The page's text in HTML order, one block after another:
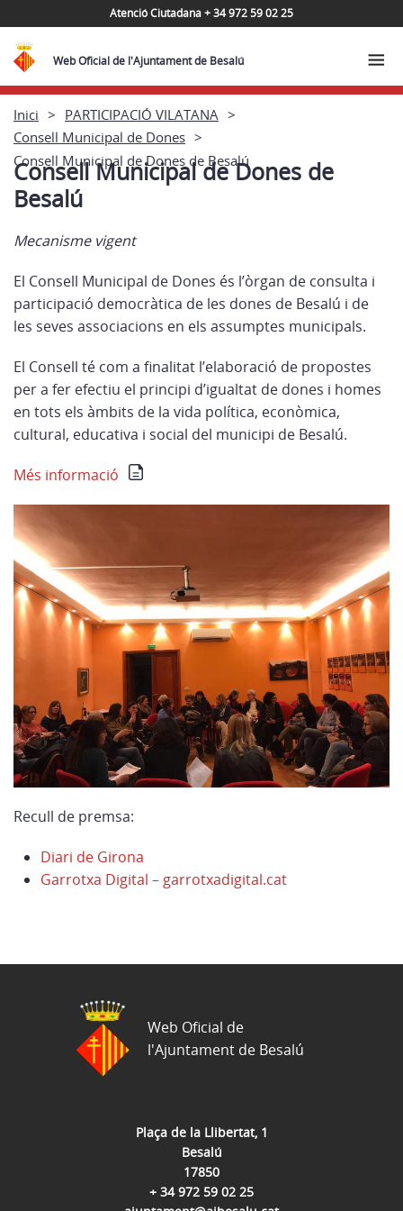
Atenció Ciutadana + 34 972 59 02 25
Web Oficial de l'Ajuntament de Besalú
Inici
PARTICIPACIÓ VILATANA
Consell Municipal de Dones
Consell Municipal de Dones de Besalú
Consell Municipal de Dones de
Besalú
Mecanisme vigent
El Consell Municipal de Dones és l’òrgan de consulta i
participació democràtica de les dones de Besalú i de
les seves associacions en els assumptes municipals.
El Consell té com a finalitat l’elaboració de propostes
per a fer efectiu el principi d’igualtat de dones i homes
en tots els àmbits de la vida política, econòmica,
cultural, educativa i social del municipi de Besalú.
Més informació
Recull de premsa:
Diari de Girona
Garrotxa Digital – garrotxadigital.cat
Plaça de la Llibertat, 1
Besalú
17850
+ 34 972 59 02 25
Web Oficial de
l'Ajuntament de Besalú